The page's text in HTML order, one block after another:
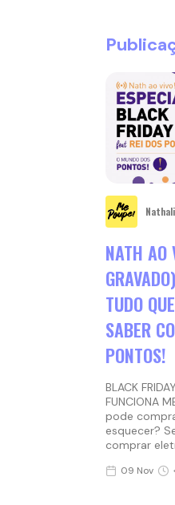
NATH AO
TUDO
SABER
PONTOS!
BLACK
FUNCIONA
pode
esquecer?
comprar
09 Nov